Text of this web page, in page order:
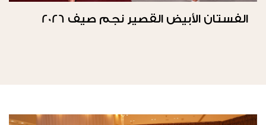
الفستان الأبيض القصير نجم صيف 2026